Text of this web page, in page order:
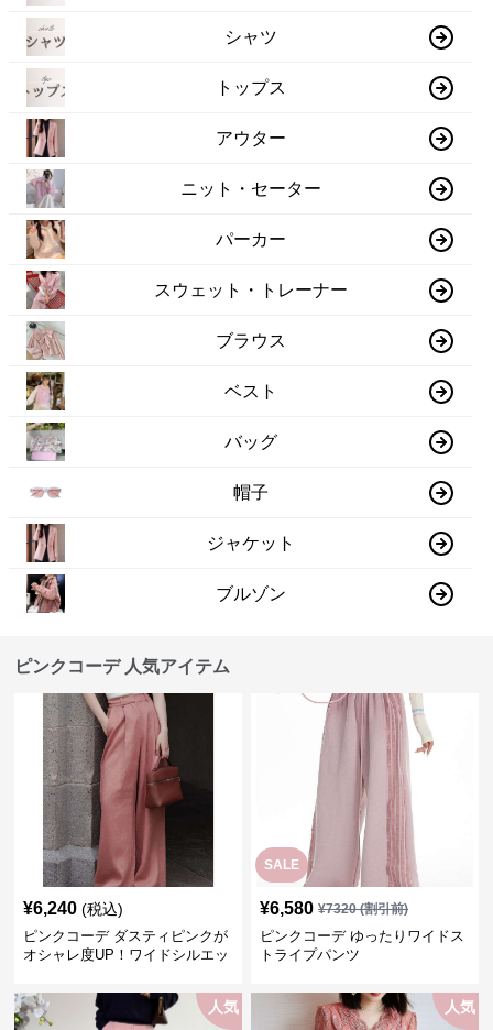
シャツ
トップス
アウター
ニット・セーター
パーカー
スウェット・トレーナー
ブラウス
ベスト
バッグ
帽子
ジャケット
ブルゾン
ピンクコーデ 人気アイテム
¥6,240 (税込)
ピンクコーデ ダスティピンクが
オシャレ度UP！ワイドシルエッ
SALE
¥6,580 ¥7320(割引前)
ピンクコーデ ゆったりワイドス
トライプパンツ
人気 人気